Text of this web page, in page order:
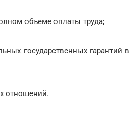
объеме оплаты труда;
государственных гарантий в
отношений.